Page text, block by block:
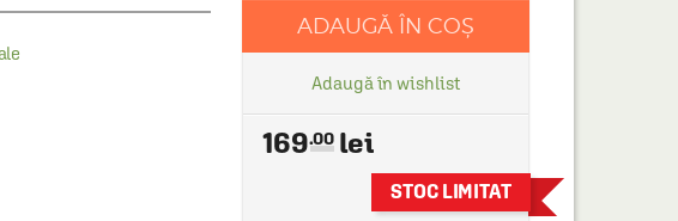
ADAUGĂ ÎN COȘ
Adaugă în wishlist
169.00
STOC LIMITAT